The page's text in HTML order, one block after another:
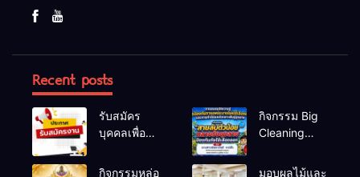
Recent posts
รับสมัคร
บุคคลเพื่อ
เลือกสรรเป็น
กิจกรรม Big
Cleaning
ป้องกันโรคไข้
กิจกรรมหล่อ
มอบผลไม้และ